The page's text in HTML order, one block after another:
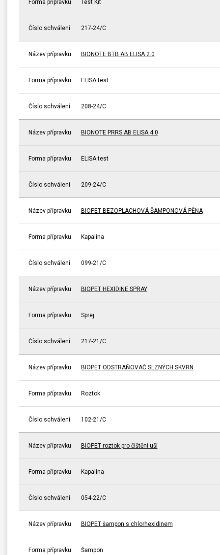
Forma přípravku Test Kit
Číslo schválení 217-24/C
Název přípravku BIONOTE BTB AB ELISA 2.0
Forma přípravku ELISA test
Číslo schválení 208-24/C
Název přípravku BIONOTE PRRS AB ELISA 4.0
Forma přípravku ELISA test
Číslo schválení 209-24/C
Název přípravku BIOPET BEZOPLACHOVÁ ŠAMPONOVÁ PĚNA
Forma přípravku Kapalina
Číslo schválení 099-21/C
Název přípravku BIOPET HEXIDINE SPRAY
Forma přípravku Sprej
Číslo schválení 217-21/C
Název přípravku BIOPET ODSTRAŇOVAČ SLZNÝCH SKVRN
Forma přípravku Roztok
Číslo schválení 102-21/C
Název přípravku BIOPET roztok pro čištění uší
Forma přípravku Kapalina
Číslo schválení 054-22/C
Název přípravku BIOPET šampon s chlorhexidinem
Forma přípravku Šampon